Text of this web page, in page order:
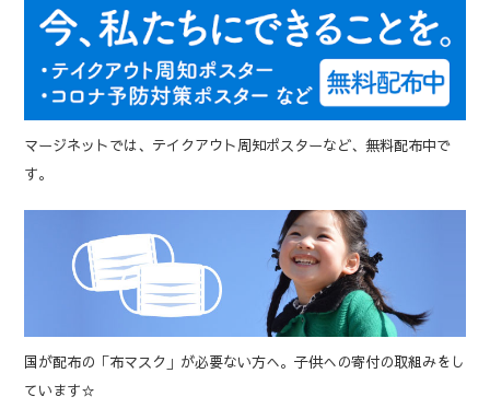
マージネットでは、テイクアウト周知ポスターなど、無料配布中で
す。
国が配布の「布マスク」が必要ない方へ。子供への寄付の取組みをし
ています☆